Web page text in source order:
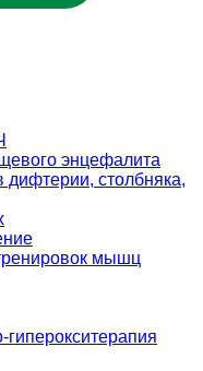
энцефалита
дифтерии, столбняка,
мышц
гиперокситерапия